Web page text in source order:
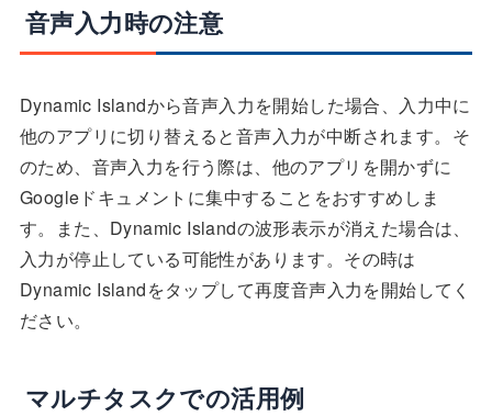
音声入力時の注意
Dynamic Islandから音声入力を開始した場合、入力中に
他のアプリに切り替えると音声入力が中断されます。そ
のため、音声入力を行う際は、他のアプリを開かずに
Googleドキュメントに集中することをおすすめしま
す。また、Dynamic Islandの波形表示が消えた場合は、
入力が停止している可能性があります。その時は
Dynamic Islandをタップして再度音声入力を開始してく
ださい。
マルチタスクでの活用例